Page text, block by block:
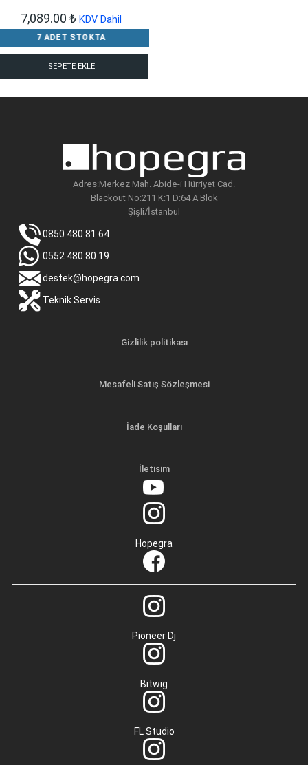
7,089.00 ₺ KDV Dahil
7 ADET STOKTA
SEPETE EKLE
Adres:Merkez Mah. Abide-i Hürriyet Cad.
Blackout No:211 K:1 D:64 A Blok
Şişli/İstanbul
0850 480 81 64
0552 480 80 19
destek@hopegra.com
Teknik Servis
Gizlilik politikası
Mesafeli Satış Sözleşmesi
İade Koşulları
İletisim
Hopegra
Pioneer Dj
Bitwig
FL Studio